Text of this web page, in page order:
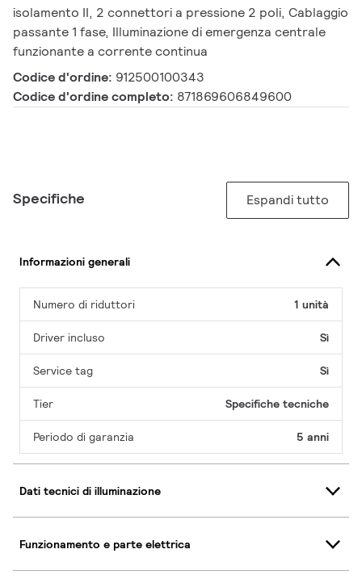
isolamento II, 2 connettori a pressione 2 poli, Cablaggio
passante 1 fase, Illuminazione di emergenza centrale
funzionante a corrente continua
Codice d'ordine: 912500100343
Codice d'ordine completo: 871869606849600
Specifiche Espandi tutto
Informazioni generali
Numero di riduttori 1 unità
Driver incluso Sì
Service tag Sì
Tier Specifiche tecniche
Periodo di garanzia 5 anni
Dati tecnici di illuminazione
Funzionamento e parte elettrica